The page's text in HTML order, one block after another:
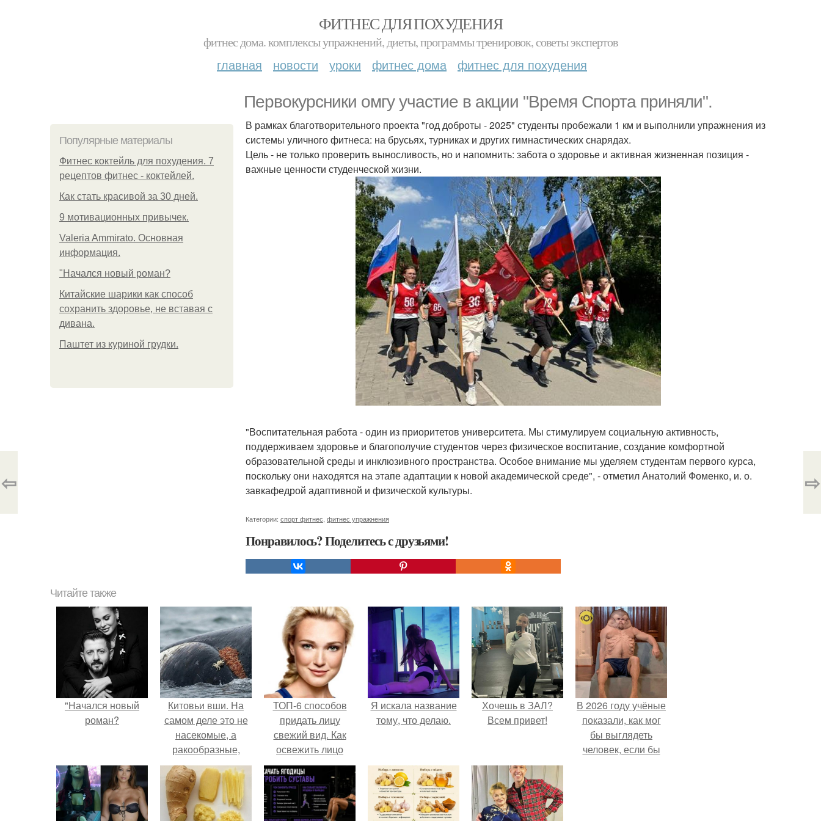
ФИТНЕС ДЛЯ ПОХУДЕНИЯ
фитнес дома. комплексы упражнений, диеты, программы тренировок, советы экспертов
главная новости уроки фитнес дома фитнес для похудения
Первокурсники омгу участие в акции "Время Спорта приняли".
Популярные материалы
Фитнес коктейль для похудения. 7
рецептов фитнес - коктейлей.
Как стать красивой за 30 дней.
9 мотивационных привычек.
Valeria Ammirato. Основная
информация.
"Начался новый роман?
Китайские шарики как способ
сохранить здоровье, не вставая с
дивана.
Паштет из куриной грудки.
В рамках благотворительного проекта "год доброты - 2025" студенты пробежали 1 км и выполнили упражнения из
системы уличного фитнеса: на брусьях, турниках и других гимнастических снарядах.
Цель - не только проверить выносливость, но и напомнить: забота о здоровье и активная жизненная позиция -
важные ценности студенческой жизни.
"Воспитательная работа - один из приоритетов университета. Мы стимулируем социальную активность,
поддерживаем здоровье и благополучие студентов через физическое воспитание, создание комфортной
образовательной среды и инклюзивного пространства. Особое внимание мы уделяем студентам первого курса,
поскольку они находятся на этапе адаптации к новой академической среде", - отметил Анатолий Фоменко, и. о.
завкафедрой адаптивной и физической культуры.
Категории: спорт фитнес фитнес упражнения
Понравилось? Поделитесь с друзьями!
⇦ ⇨
Читайте также
"Начался новый
роман?
Китовьи вши. На
самом деле это не
насекомые, а
ракообразные,
относящиеся к
бокоплавам.
ТОП-6 способов
придать лицу
свежий вид. Как
освежить лицо
быстро в домашних
условиях. Как
сделать лицо
свежим
Я искала название
тому, что делаю.
Хочешь в ЗАЛ?
Всем привет!
В 2026 году учёные
показали, как мог
бы выглядеть
человек, если бы